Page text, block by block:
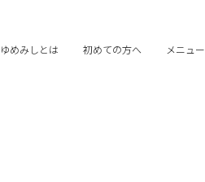
ゆめみしとは 初めての方へ メニュー